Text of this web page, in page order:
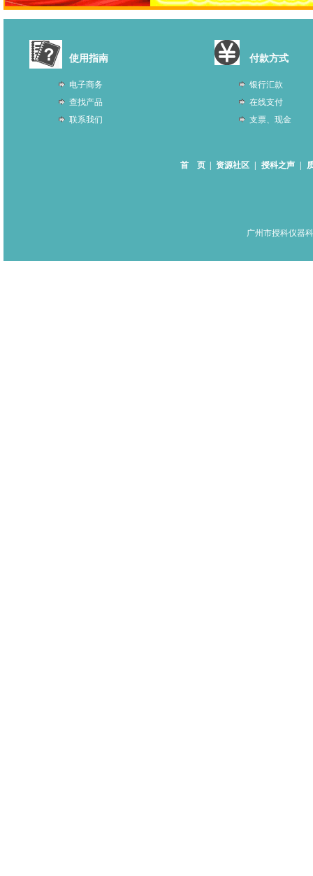
使用指南
电子商务
查找产品
联系我们
付款方式
银行汇款
在线支付
支票、现金
首 页 资源社区 授科之声
广州市授科仪器